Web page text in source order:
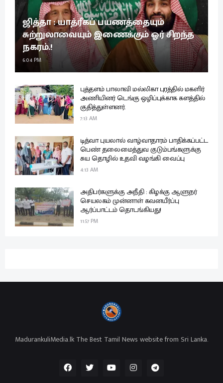
ஜித்தா : யாத்ரீகப் பயணத்தையும்
சுற்றுலாவையும் இணைக்கும் ஓர் சிறந்த
நகரம்.!
6:04 PM
புத்தளம் பாலாவி மல்லிகா புரத்தில் மகளிர்
அணியினர் டெங்கு ஒழிப்புக்காக களத்தில்
குதித்துள்ளனர்.
7:13 AM
டித்வா புயலால் வாழ்வாதாரம் பாதிக்கப்பட்ட
பெண் தலைமைத்துவ குடும்பங்களுக்கு
சுய தொழில் உதவி வழங்கி வைப்பு
4:13 AM
அதிபர்களுக்கு அநீதி : கிழக்கு ஆளுநர்
செயலகம் முன்னாள் கவனயீர்ப்பு
ஆர்ப்பாட்டம் தொடங்கியது!
11:57 PM
MadurankuliMedia.lk The Best Tamil News website from Sri Lanka.